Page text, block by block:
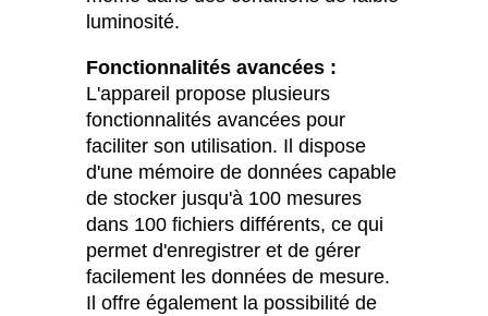
luminosité.
Fonctionnalités avancées :
L'appareil propose plusieurs
fonctionnalités avancées pour
faciliter son utilisation. Il dispose
d'une mémoire de données capable
de stocker jusqu'à 100 mesures
dans 100 fichiers différents, ce qui
permet d'enregistrer et de gérer
facilement les données de mesure.
Il offre également la possibilité de